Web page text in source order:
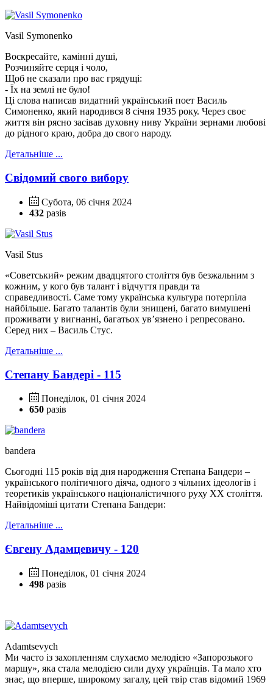
Vasil Symonenko
Воскресайте, камінні душі,
Розчиняйте серця і чоло,
Щоб не сказали про вас грядущі:
- Їх на землі не було!
Ці слова написав видатний український поет Василь
Симоненко, який народився 8 січня 1935 року. Через своє
життя він рясно засівав духовну ниву України зернами любові
до рідного краю, добра до свого народу.
Детальніше ...
Свідомий свого вибору
Субота, 06 січня 2024
432 разів
Vasil Stus
«Советський» режим двадцятого століття був безжальним з
кожним, у кого був талант і відчуття правди та
справедливості. Саме тому українська культура потерпіла
найбільше. Багато талантів були знищені, багато вимушені
проживати у вигнанні, багатьох ув’язнено і репресовано.
Серед них – Василь Стус.
Детальніше ...
Степану Бандері - 115
Понеділок, 01 січня 2024
650 разів
bandera
Сьогодні 115 років від дня народження Степана Бандери –
українського політичного діяча, одного з чільних ідеологів і
теоретиків українського націоналістичного руху XX століття.
Найвідоміші цитати Степана Бандери:
Детальніше ...
Євгену Адамцевичу - 120
Понеділок, 01 січня 2024
498 разів
Adamtsevych
Ми часто із захопленням слухаємо мелодією «Запорозького
маршу», яка стала мелодією сили духу українців. Та мало хто
знає, що вперше, широкому загалу, цей твір став відомий 1969